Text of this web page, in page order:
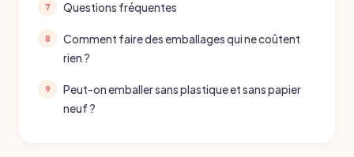
Questions fréquentes
Comment faire des emballages qui ne coûtent
rien ?
Peut-on emballer sans plastique et sans papier
neuf ?